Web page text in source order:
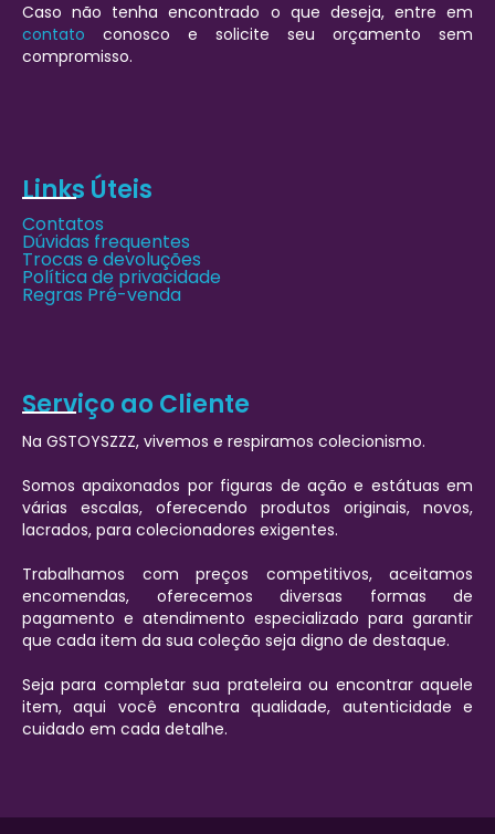
Caso não tenha encontrado o que deseja, entre em
contato conosco e solicite seu orçamento sem
compromisso.
Links Úteis
Contatos
Dúvidas frequentes
Trocas e devoluções
Política de privacidade
Regras Pré-venda
Serviço ao Cliente
Na GSTOYSZZZ, vivemos e respiramos colecionismo.
Somos apaixonados por figuras de ação e estátuas em
várias escalas, oferecendo produtos originais, novos,
lacrados, para colecionadores exigentes.
Trabalhamos com preços competitivos, aceitamos
encomendas, oferecemos diversas formas de
pagamento e atendimento especializado para garantir
que cada item da sua coleção seja digno de destaque.
Seja para completar sua prateleira ou encontrar aquele
item, aqui você encontra qualidade, autenticidade e
cuidado em cada detalhe.